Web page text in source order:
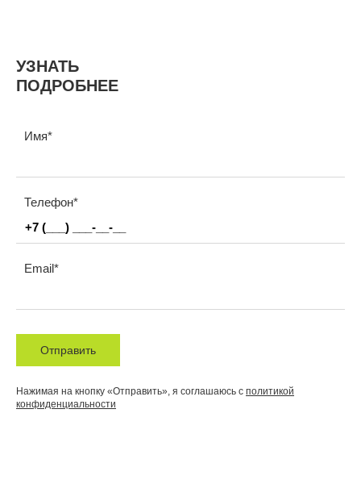
УЗНАТЬ
ПОДРОБНЕЕ
Имя
Телефон
Email
Отправить
Нажимая на кнопку «Отправить», я соглашаюсь с политикой
конфиденциальности